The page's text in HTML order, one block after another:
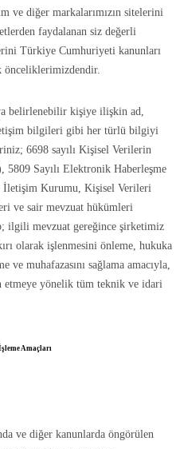
ve diğer markalarımızın sitelerini
faydalanan siz değerli
Türkiye Cumhuriyeti kanunları
önceliklerimizdendir.
belirlenebilir kişiye ilişkin ad,
bilgileri gibi her türlü bilgiyi
6698 sayılı Kişisel Verilerin
Sayılı Elektronik Haberleşme
Kurumu, Kişisel Verileri
ve sair mevzuat hükümleri
ilgili mevzuat gereğince şirketimiz
olarak işlenmesini önleme, hukuka
ve muhafazasını sağlama amacıyla,
yönelik tüm teknik ve idari
Amaçları
ve diğer kanunlarda öngörülen